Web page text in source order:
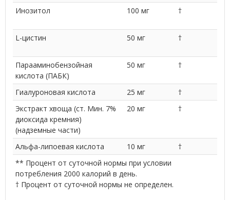
Инозитол 100 мг †
L-цистин 50 мг †
Парааминобензойная
кислота (ПАБК)
50 мг †
Гиалуроновая кислота 25 мг
†
Экстракт хвоща (ст. Мин. 7%
диоксида кремния)
(надземные части)
20 мг †
Альфа-липоевая кислота 10 мг
†
** Процент от суточной нормы при условии
потребления 2000 калорий в день.
† Процент от суточной нормы не определен.